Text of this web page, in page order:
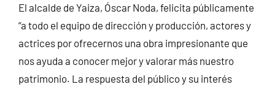
El alcalde de Yaiza, Óscar Noda, felicita públicamente
“a todo el equipo de dirección y producción, actores y
actrices por ofrecernos una obra impresionante que
nos ayuda a conocer mejor y valorar más nuestro
patrimonio. La respuesta del público y su interés